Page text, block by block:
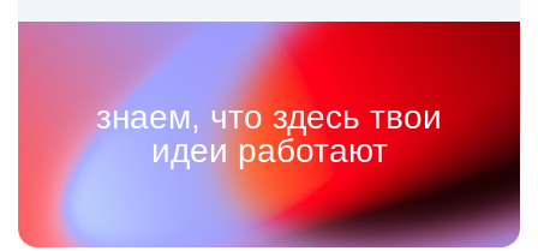
знаем, что здесь твои
идеи работают